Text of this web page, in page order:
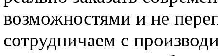
возможностями и не
сотрудничаем с